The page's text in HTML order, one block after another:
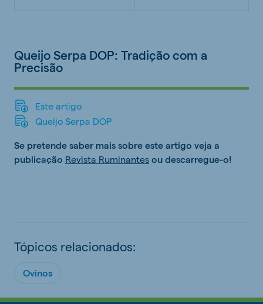
Queijo Serpa DOP: Tradição com a
Precisão
Este artigo
Queijo Serpa DOP
Se pretende saber mais sobre este artigo veja a
publicação Revista Ruminantes ou descarregue-o!
Tópicos relacionados:
Ovinos